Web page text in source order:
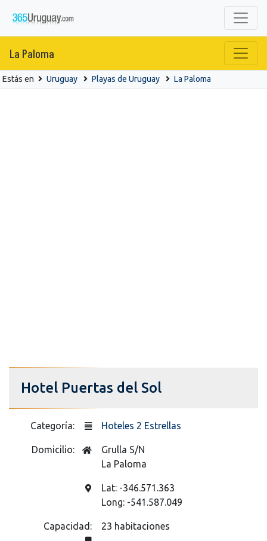
La Paloma
Estás en Uruguay Playas de Uruguay La Paloma
Hotel Puertas del Sol
Categoría: Hoteles 2 Estrellas
Domicilio:
Grulla S/N
La Paloma
Lat: -346.571.363
Long: -541.587.049
Capacidad: 23 habitaciones